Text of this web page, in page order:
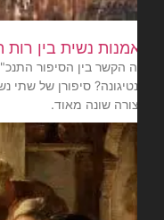
נשית בין רות
הקשר בין הסיפור התנכ"י של
סיפורן של שתי נשים
שונה מאוד.